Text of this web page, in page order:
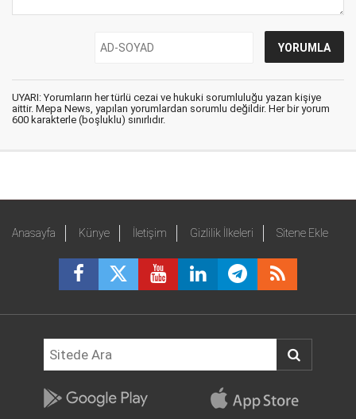
UYARI: Yorumların her türlü cezai ve hukuki sorumluluğu yazan kişiye
aittir. Mepa News, yapılan yorumlardan sorumlu değildir. Her bir yorum
600 karakterle (boşluklu) sınırlıdır.
Anasayfa Künye İletişim Gizlilik İlkeleri Sitene Ekle